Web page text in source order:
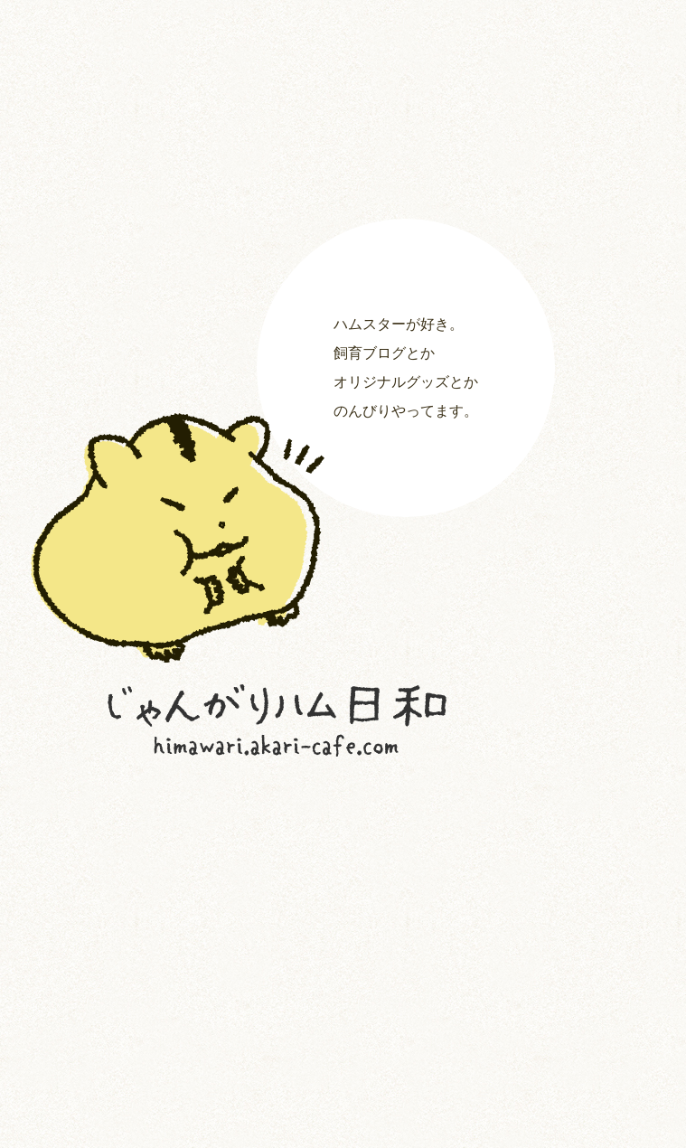
ハムスターが好き。
飼育ブログとか
オリジナルグッズとか
のんびりやってます。
その
イ
プ
ロ
日常